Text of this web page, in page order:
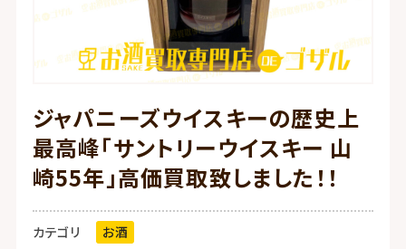
ジャパニーズウイスキーの歴史上
最高峰「サントリーウイスキー 山
崎55年」高価買取致しました！！
カテゴリ お酒